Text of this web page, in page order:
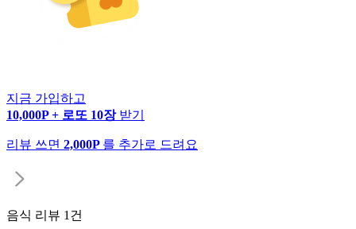
지금 가입하고
10,000P + 로또 10장 받기
리뷰 쓰면 2,000P 를 추가로 드려요
음식 리뷰 1 건